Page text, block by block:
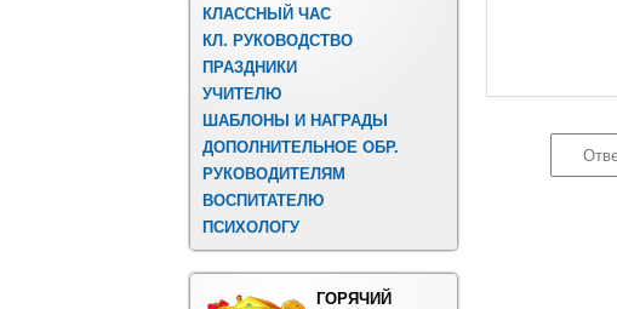
КЛАССНЫЙ ЧАС
КЛ. РУКОВОДСТВО
ПРАЗДНИКИ
УЧИТЕЛЮ
ШАБЛОНЫ И НАГРАДЫ
ДОПОЛНИТЕЛЬНОЕ ОБР.
РУКОВОДИТЕЛЯМ
ВОСПИТАТЕЛЮ
ПСИХОЛОГУ
ГОРЯЧИЙ